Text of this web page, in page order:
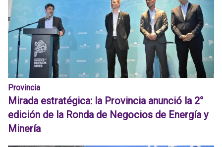
Provincia
Mirada estratégica: la Provincia anunció la 2°
edición de la Ronda de Negocios de Energía y
Minería